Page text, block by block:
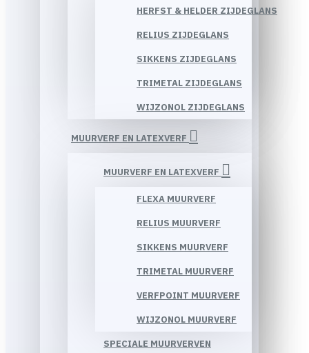
HERFST & HELDER ZIJDEGLANS
RELIUS ZIJDEGLANS
SIKKENS ZIJDEGLANS
TRIMETAL ZIJDEGLANS
WIJZONOL ZIJDEGLANS
MUURVERF EN LATEXVERF
MUURVERF EN LATEXVERF
FLEXA MUURVERF
RELIUS MUURVERF
SIKKENS MUURVERF
TRIMETAL MUURVERF
VERFPOINT MUURVERF
WIJZONOL MUURVERF
SPECIALE MUURVERVEN